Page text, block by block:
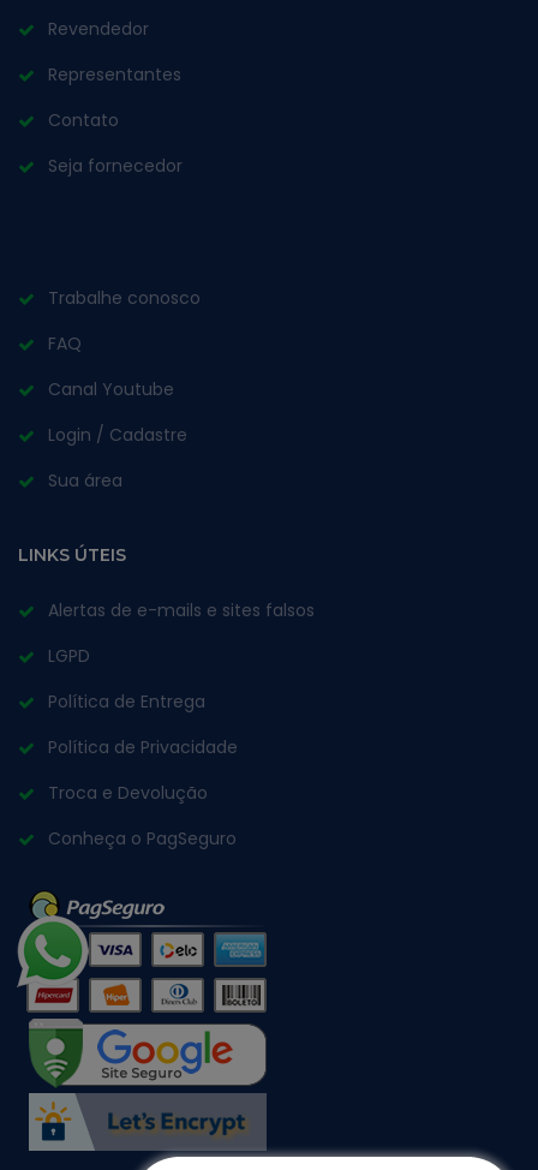
Revendedor
Representantes
Contato
Seja fornecedor
Trabalhe conosco
FAQ
Canal Youtube
Login / Cadastre
Sua área
LINKS ÚTEIS
Alertas de e-mails e sites falsos
LGPD
Política de Entrega
Política de Privacidade
Troca e Devolução
Conheça o PagSeguro